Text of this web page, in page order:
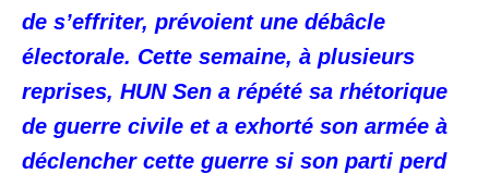
de s’effriter, prévoient une débâcle
électorale. Cette semaine, à plusieurs
reprises, HUN Sen a répété sa rhétorique
de guerre civile et a exhorté son armée à
déclencher cette guerre si son parti perd